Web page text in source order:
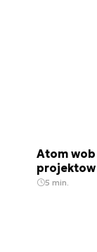
Atom
5 min.